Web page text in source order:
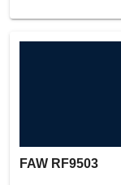
FAW RF9503